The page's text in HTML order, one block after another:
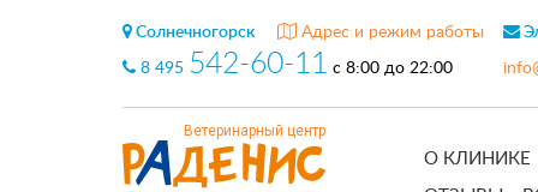
Солнечногорск Адрес и режим работы
8 495 542-60-11 с 8:00 до 22:00
Ветеринарный центр
О КЛИНИКЕ